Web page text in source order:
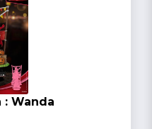
: Wanda